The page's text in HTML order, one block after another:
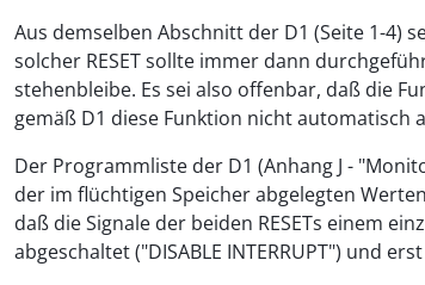
Aus demselben Abschnitt der D1 (Seite 1-4)
solcher RESET sollte immer dann
stehenbleibe. Es sei also offenbar, daß die
gemäß D1 diese Funktion nicht automatisch
Der Programmliste der D1 (Anhang J -
der im flüchtigen Speicher abgelegten
daß die Signale der beiden RESETs einem
abgeschaltet ("DISABLE INTERRUPT") und